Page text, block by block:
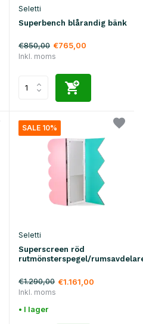
Seletti
Superbench blårandig bänk
€850,00 €765,00
Inkl. moms
SALE 10%
Seletti
Superscreen röd
rutmönsterspegel/
€1.290,00 €1.161,00
Inkl. moms
• I lager